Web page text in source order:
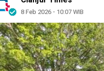
8 Feb 2026 - 10:07 WIB